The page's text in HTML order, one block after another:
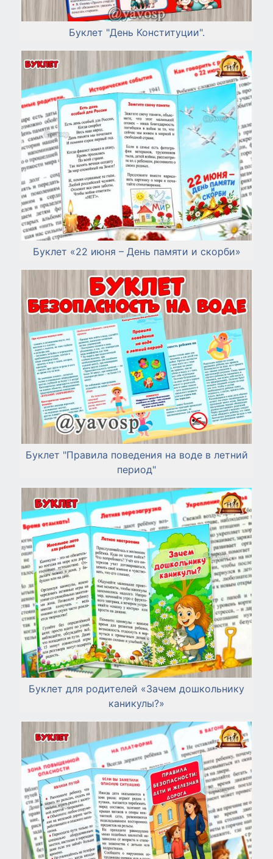
Буклет "День Конституции".
Буклет «22 июня – День памяти и скорби»
Буклет "Правила поведения на воде в летний
период"
Буклет для родителей «Зачем дошкольнику
каникулы?»